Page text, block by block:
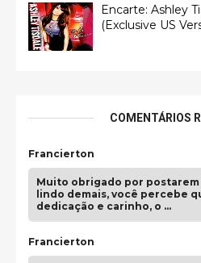
Encarte: Ashley
(Exclusive US
COMENTÁRIOS
Francierton
Muito obrigado por
lindo demais, você percebe
dedicação e carinho, o …
Francierton